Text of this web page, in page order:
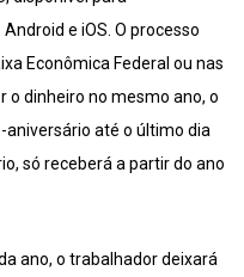
e iOS. O processo
Econômica Federal ou nas
o dinheiro no mesmo ano, o
até o último dia
só receberá a partir do ano
ano, o trabalhador deixará